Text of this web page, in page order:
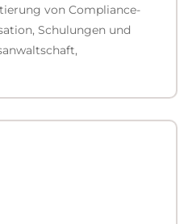
von Compliance-
Schulungen und